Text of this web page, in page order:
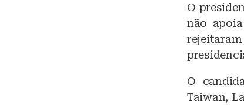
e
s
k
O
não
O
Taiwan,